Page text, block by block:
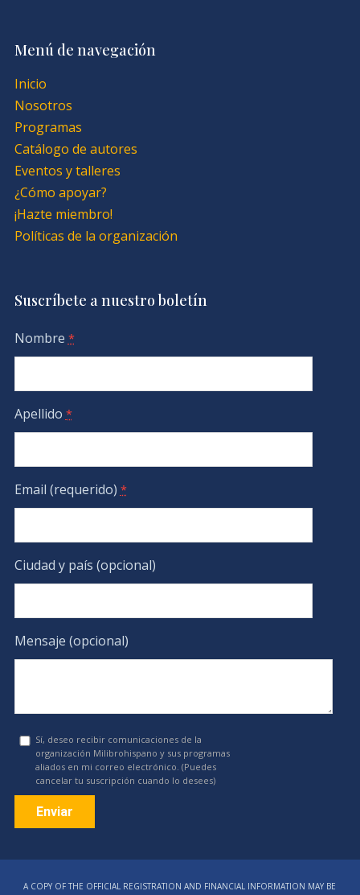
Menú de navegación
Inicio
Nosotros
Programas
Catálogo de autores
Eventos y talleres
¿Cómo apoyar?
¡Hazte miembro!
Políticas de la organización
Suscríbete a nuestro boletín
Nombre *
Apellido *
Email (requerido) *
Ciudad y país (opcional)
Mensaje (opcional)
Sí, deseo recibir comunicaciones de la
organización Milibrohispano y sus programas
aliados en mi correo electrónico. (Puedes
cancelar tu suscripción cuando lo desees)
Use.
A COPY OF THE OFFICIAL REGISTRATION AND FINANCIAL INFORMATION MAY BE